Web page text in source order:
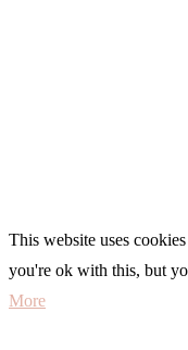
This website uses
you're ok with this, but
More